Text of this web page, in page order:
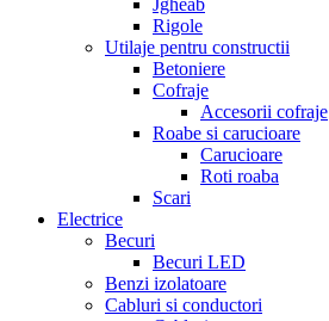
Rigole
Utilaje pentru constructii
Betoniere
Cofraje
Accesorii cofraje
Roabe si carucioare
Carucioare
Roti roaba
Scari
Electrice
Becuri
Becuri LED
Benzi izolatoare
Cabluri si conductori